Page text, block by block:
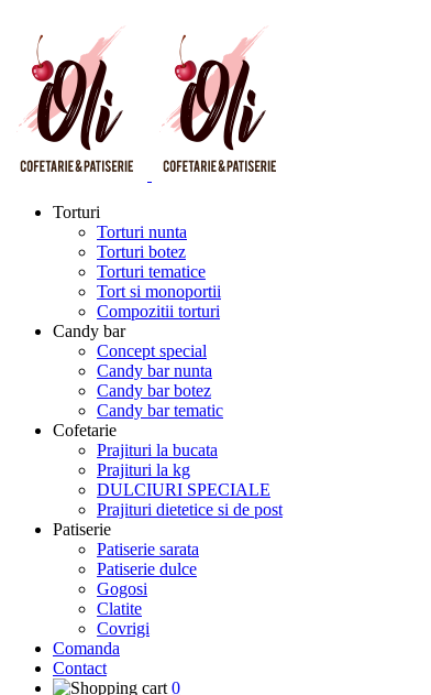
Torturi
Torturi nunta
Torturi botez
Torturi tematice
Tort si monoportii
Compozitii torturi
Candy bar
Concept special
Candy bar nunta
Candy bar botez
Candy bar tematic
Cofetarie
Prajituri la bucata
Prajituri la kg
DULCIURI SPECIALE
Prajituri dietetice si de post
Patiserie
Patiserie sarata
Patiserie dulce
Gogosi
Clatite
Covrigi
Comanda
Contact
0